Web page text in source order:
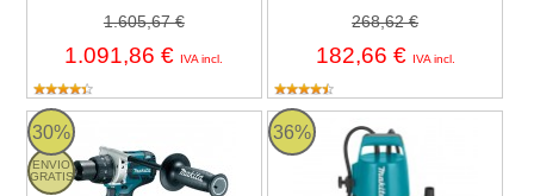
1.605,67 €
1.091,86 € IVA incl.
268,62 €
182,66 € IVA incl.
30%
ENVIO
GRATIS
Taladro atornillador Makita DDF481 18V Litio-ion
36%
Bomba sumergible para aguas